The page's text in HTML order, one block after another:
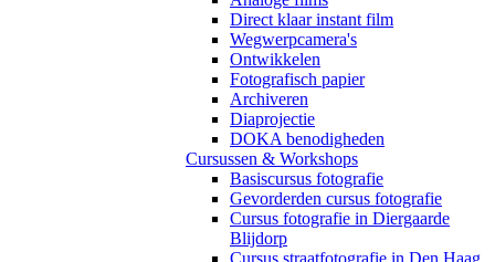
Direct klaar instant film
Wegwerpcamera's
Ontwikkelen
Fotografisch papier
Archiveren
Diaprojectie
DOKA benodigheden
Cursussen & Workshops
Basiscursus fotografie
Gevorderden cursus fotografie
Cursus fotografie in Diergaarde
Blijdorp
Cursus straatfotografie in Den Haag